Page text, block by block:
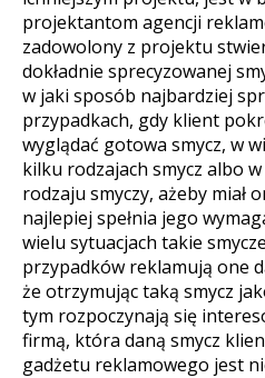
projektantom agencji
zadowolony z projektu
dokładnie sprecyzowanej
w jaki sposób najbardziej
przypadkach, gdy klient
wyglądać gotowa smycz, w
kilku rodzajach smycz albo
rodzaju smyczy, ażeby
najlepiej spełnia jego
wielu sytuacjach takie
przypadków reklamują one
że otrzymując taką smycz
tym rozpoczynają się
firmą, która daną smycz
gadżetu reklamowego jest